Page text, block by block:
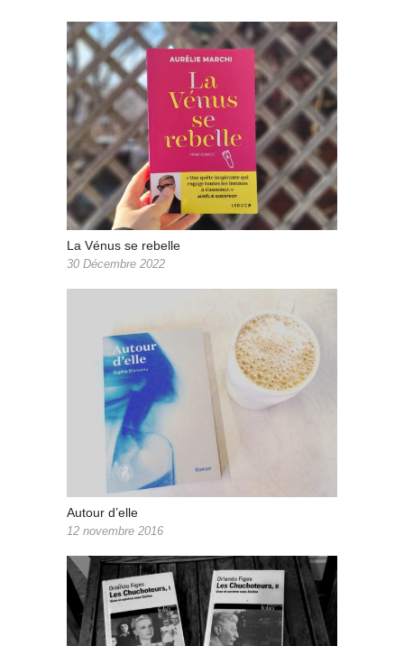
La Vénus se rebelle
30 Décembre 2022
Autour d’elle
12 novembre 2016